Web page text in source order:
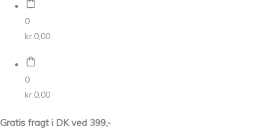
0
kr. 0,00
0
kr. 0,00
Gratis fragt i DK ved 399,-